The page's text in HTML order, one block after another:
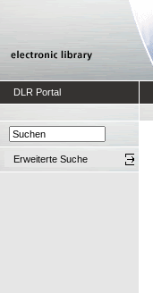
DLR Portal
Erweiterte Suche